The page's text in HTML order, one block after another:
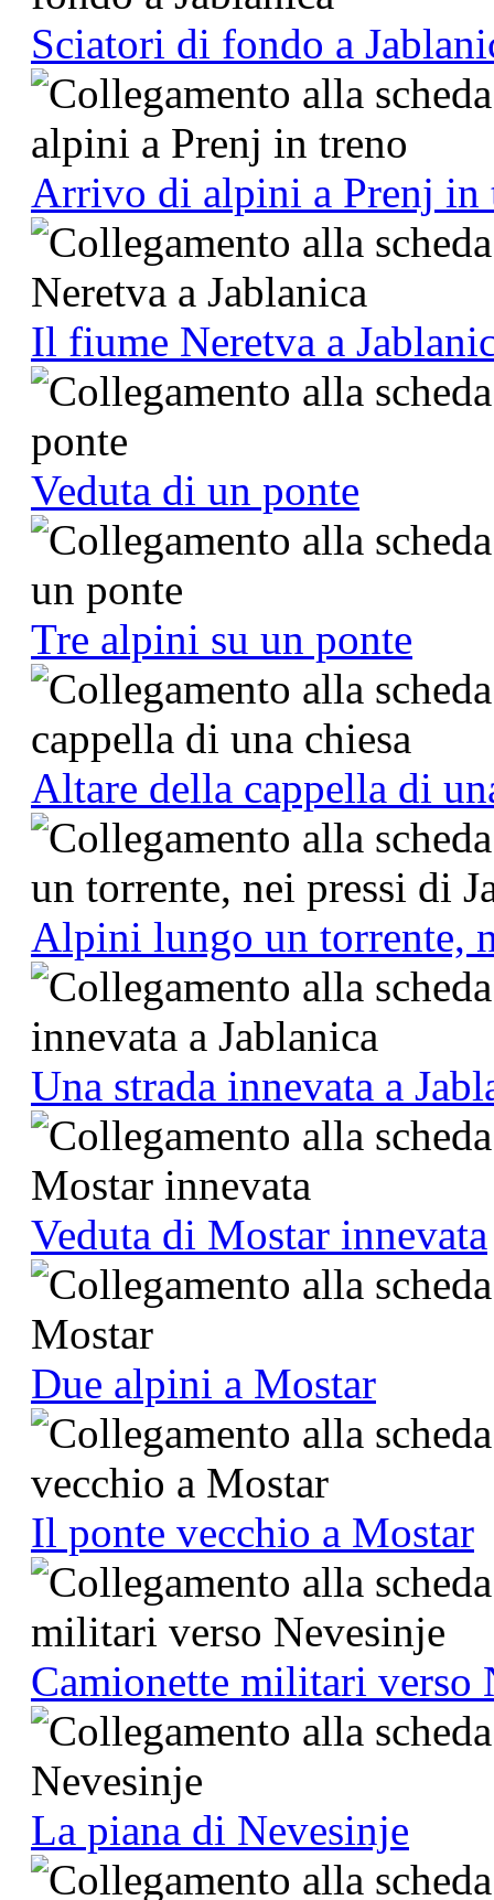
Sciatori di fondo a
Arrivo di alpini a Prenj in
Il fiume Neretva a
Veduta di un ponte
Tre alpini su un ponte
Altare della cappella di
Alpini lungo un torrente,
Una strada innevata a
Veduta di Mostar innevata
Due alpini a Mostar
Il ponte vecchio a Mostar
Camionette militari verso
La piana di Nevesinje